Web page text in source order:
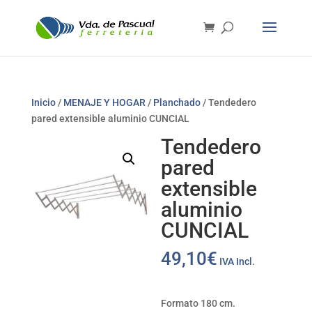
Inicio/ MENAJE Y HOGAR / Planchado/ Tendedero
pared extensible aluminio CUNCIAL
Tendedero
pared
extensible
aluminio
CUNCIAL
49,10€ IVA Incl.
Formato 180 cm.